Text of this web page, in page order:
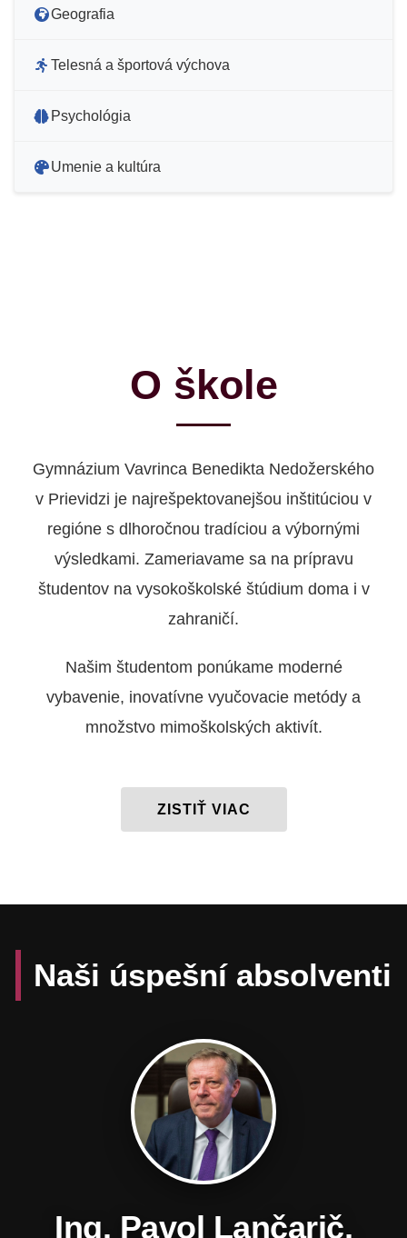
Geografia
Telesná a športová výchova
Psychológia
Umenie a kultúra
O škole
Gymnázium Vavrinca Benedikta Nedožerského
v Prievidzi je najrešpektovanejšou inštitúciou v
regióne s dlhoročnou tradíciou a výbornými
výsledkami. Zameriavame sa na prípravu
študentov na vysokoškolské štúdium doma i v
zahraničí.
Našim študentom ponúkame moderné
vybavenie, inovatívne vyučovacie metódy a
množstvo mimoškolských aktivít.
ZISTIŤ VIAC
Naši úspešní absolventi